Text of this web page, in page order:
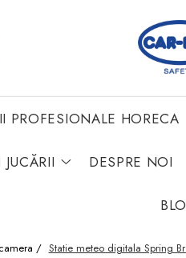
PROFESIONALE HORECA
JUCĂRII DESPRE NOI
/ Statie meteo digitala Spring